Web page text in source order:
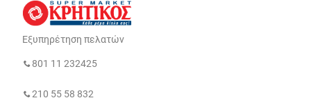
Εξυπηρέτηση πελατών
801 11 232425
210 55 58 832